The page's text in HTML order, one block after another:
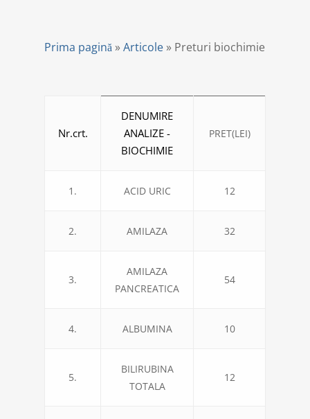
Prima pagină »Articole » Preturi biochimie
Nr.crt.
DENUMIRE
ANALIZE -
BIOCHIMIE
PRET(LEI)
1. ACID URIC 12
2. AMILAZA 32
3.
AMILAZA
PANCREATICA
54
4. ALBUMINA 10
5.
BILIRUBINA
TOTALA
12